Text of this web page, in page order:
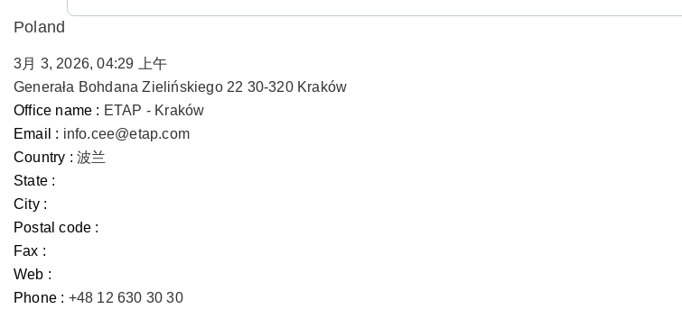
Poland
3月 3, 2026, 04:29 上午
Generała Bohdana Zielińskiego 22 30-320 Kraków
Office name : ETAP - Kraków
Email : info.cee@etap.com
Country : 波兰
State :
City :
Postal code :
Fax :
Web :
Phone : +48 12 630 30 30